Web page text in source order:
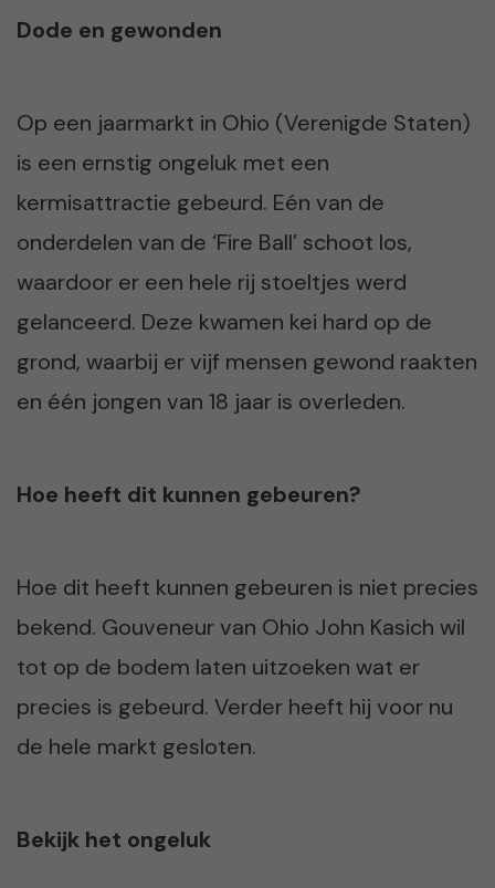
Dode en gewonden
Op een jaarmarkt in Ohio (Verenigde Staten)
is een ernstig ongeluk met een
kermisattractie gebeurd. Eén van de
onderdelen van de ‘Fire Ball’ schoot los,
waardoor er een hele rij stoeltjes werd
gelanceerd. Deze kwamen kei hard op de
grond, waarbij er vijf mensen gewond raakten
en één jongen van 18 jaar is overleden.
Hoe heeft dit kunnen gebeuren?
Hoe dit heeft kunnen gebeuren is niet precies
bekend. Gouveneur van Ohio John Kasich wil
tot op de bodem laten uitzoeken wat er
precies is gebeurd. Verder heeft hij voor nu
de hele markt gesloten.
Bekijk het ongeluk